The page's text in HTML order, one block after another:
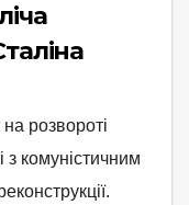
розвороті
з комуністичним